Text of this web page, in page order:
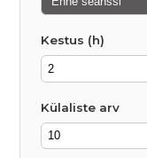
Kestus (h)
Külaliste arv